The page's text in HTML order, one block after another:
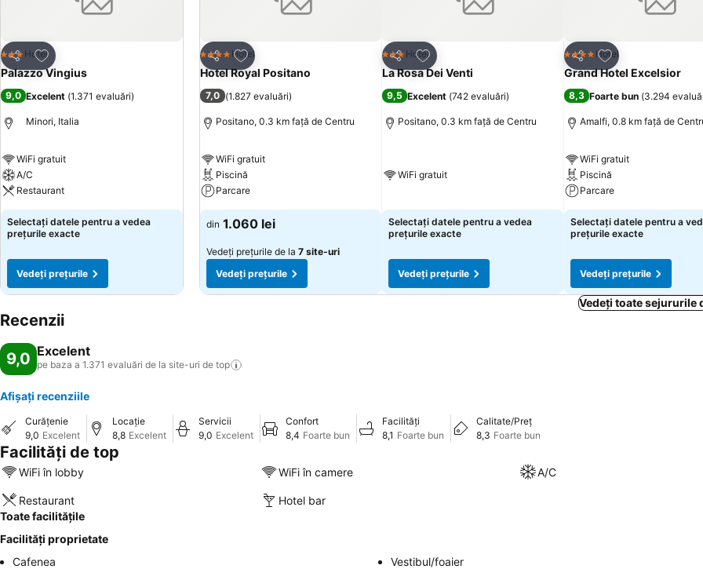
Distribuiți
Adăugaţi la favorite
3 SteleHotel
Palazzo Vingius
9,0 Excelent (1.371 evaluări)
Minori, Italia
WiFi gratuit
A/C
Restaurant
Selectați datele pentru a vedea
prețurile exacte
Vedeți prețurile
Distribuiți
Adăugaţi la favorite
4 Stele Hotel
Hotel Royal Positano
7,0 (1.827 evaluări)
Positano, 0.3 km faţă de Centru
WiFi gratuit
Piscină
Parcare
din 1.060 lei
Vedeți prețurile de la 7 site-uri
Vedeți prețurile
Distribuiți
Adăugaţi la favorite
3 SteleHotel
La Rosa Dei Venti
9,5 Excelent (742 evaluări)
Positano, 0.3 km faţă de Centru
WiFi gratuit
Selectați datele pentru a vedea
prețurile exacte
Vedeți prețurile
Distribuiți
Adăugaţi la
4 Stele Hotel
Grand Hotel Excelsior
8,3 Foarte bun (3.294
Amalfi, 0.8 km faţă de
WiFi gratuit
Piscină
Parcare
Selectați datele pentru a
prețurile exacte
Vedeți prețurile
Vedeți toate sejururile
Recenzii
9,0 Excelent
pe baza a 1.371 evaluări de la site-uri de top
Afișați recenziile
Curățenie
9,0 Excelent
Locație
8,8 Excelent
Servicii
9,0 Excelent
Confort
8,4 Foarte bun
Facilități
8,1 Foarte bun
Calitate/Preț
8,3 Foarte bun
Facilități de top
WiFi în lobby WiFi în camere A/C
Restaurant
Hotel bar
Toate facilitățile
Facilități proprietate
Cafenea
Vestibul/foaier